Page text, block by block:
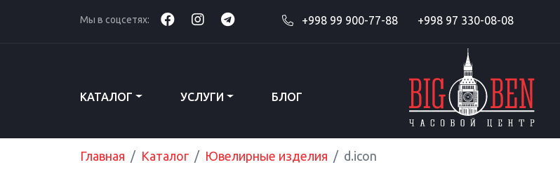
Мы в соцсетях: +998 99 900-77-88 +998 97 330-08-08
КАТАЛОГ УСЛУГИ БЛОГ
Главная Каталог Ювелирные изделия d.icon